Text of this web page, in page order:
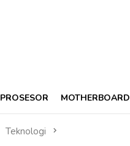
PROSESOR MOTHERBOARD
Teknologi